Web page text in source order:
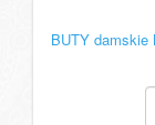
BUTY damskie